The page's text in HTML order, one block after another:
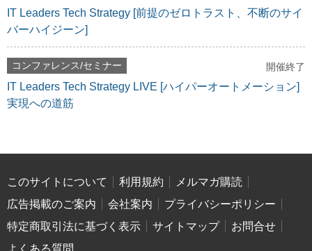
IT Leaders Tech Strategy [前提のゼロトラスト、不断のサイ
バーハイジーン]
コンファレンス/セミナー 開催終了
IT Leaders Tech Strategy LIVE [ハイパーオートメーション]
実現への道筋
このサイトについて 利用規約
メルマガ購読
広告掲載のご案内
会社案内
プライバシーポリシー
特定商取引法に基づく表示
サイトマップ
お問合せ
よくある質問